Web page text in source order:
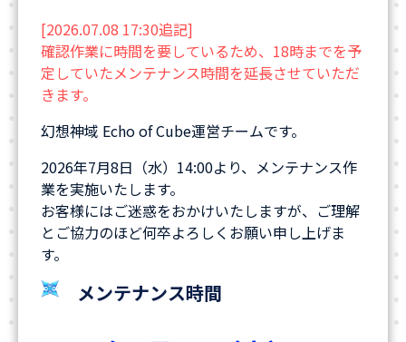
[2026.07.08 17:30追記]
確認作業に時間を要しているため、18時までを予
定していたメンテナンス時間を延長させていただ
きます。
幻想神域 Echo of Cube運営チームです。
2026年7月8日（水）14:00より、メンテナンス作
業を実施いたします。
お客様にはご迷惑をおかけいたしますが、ご理解
とご協力のほど何卒よろしくお願い申し上げま
す。
メンテナンス時間